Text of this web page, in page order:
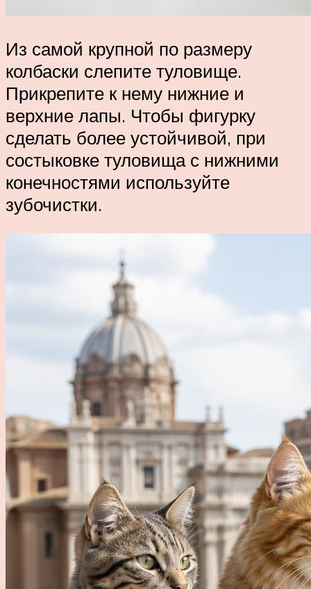
Из самой крупной по размеру
колбаски слепите туловище.
Прикрепите к нему нижние и
верхние лапы. Чтобы фигурку
сделать более устойчивой, при
состыковке туловища с нижними
конечностями используйте
зубочистки.